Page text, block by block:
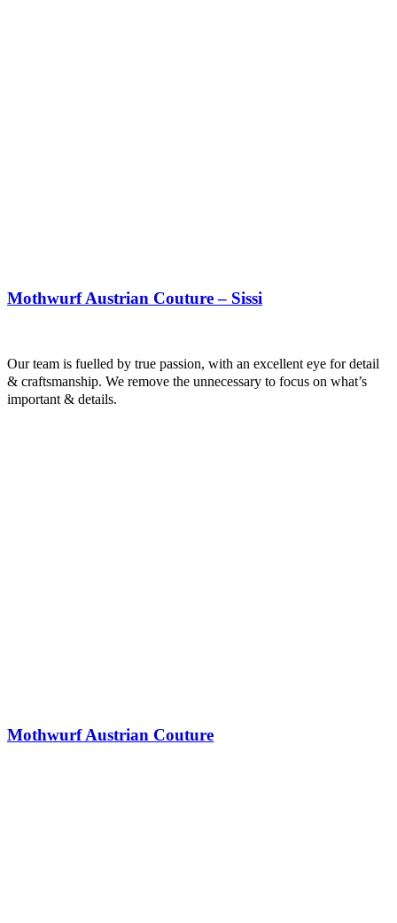
Mothwurf Austrian Couture – Sissi
Our team is fuelled by true passion, with an excellent eye for detail
& craftsmanship. We remove the unnecessary to focus on what’s
important & details.
Mothwurf Austrian Couture